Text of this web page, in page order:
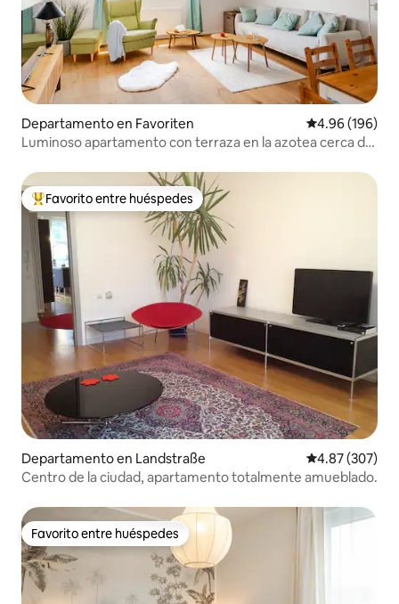
Departamento en Favoriten Calificación
4.96 (196)
Luminoso apartamento con terraza en la azotea cerca de
De los mejores en Favorito entre huéspedes
Favorito entre huéspedes
Departamento en Landstraße Calificación
4.87 (307)
Centro de la ciudad, apartamento totalmente amueblado.
Favorito entre huéspedes
Favorito entre huéspedes